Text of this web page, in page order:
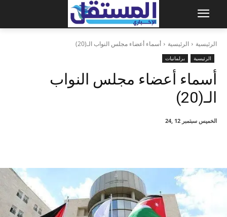
الرئيسية الرئيسية أسماء أعضاء مجلس النواب الـ(20)
الرئيسية برلمانيات
أسماء أعضاء مجلس النواب
الـ(20)
الخميس سبتمبر 12 ,24